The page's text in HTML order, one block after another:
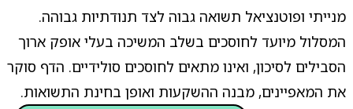
מנייתי ופוטנציאל תשואה גבוה לצד תנודתיות גבוהה.
המסלול מיועד לחוסכים בשלב המשיכה בעלי אופק ארוך
הסבילים לסיכון, ואינו מתאים לחוסכים סולידיים. הדף סוקר
את המאפיינים, מבנה ההשקעות ואופן בחינת התשואות.